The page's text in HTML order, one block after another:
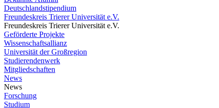
Deutschlandstipendium
Freundeskreis Trierer Universität e.V.
Freundeskreis Trierer Universität e.V.
Geförderte Projekte
Wissenschaftsallianz
Universität der Großregion
Studierendenwerk
Mitgliedschaften
News
News
Forschung
Studium